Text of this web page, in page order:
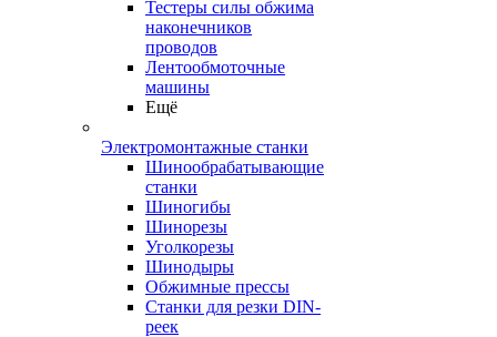
Тестеры силы обжима
наконечников
проводов
Лентообмоточные
машины
Ещё
Электромонтажные станки
Шинообрабатывающие
станки
Шиногибы
Шинорезы
Уголкорезы
Шинодыры
Обжимные прессы
Станки для резки DIN-
реек